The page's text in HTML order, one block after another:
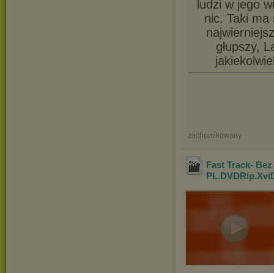
ludzi w jego
nic. Taki ma
głupszy,
zachomikowany
Fast Track-